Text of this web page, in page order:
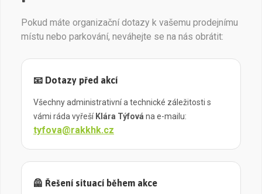
Pokud máte organizační dotazy k vašemu prodejnímu
místu nebo parkování, neváhejte se na nás obrátit:
📧 Dotazy před akcí
Všechny administrativní a technické záležitosti s
vámi ráda vyřeší Klára Týfová na e-mailu:
tyfova@rakkhk.cz
🦺 Řešení situací během akce